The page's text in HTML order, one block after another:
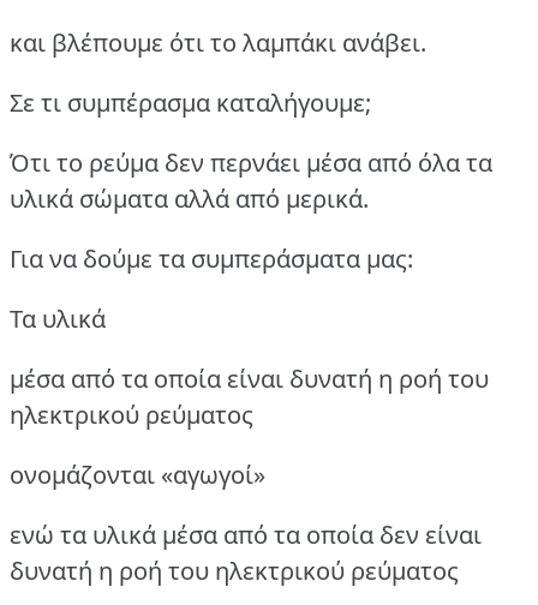
και βλέπουμε ότι το λαμπάκι ανάβει.
Σε τι συμπέρασμα καταλήγουμε;
Ότι το ρεύμα δεν περνάει μέσα από όλα τα
υλικά σώματα αλλά από μερικά.
Για να δούμε τα συμπεράσματα μας:
Τα υλικά
μέσα από τα οποία είναι δυνατή η ροή του
ηλεκτρικού ρεύματος
ονομάζονται «αγωγοί»
ενώ τα υλικά μέσα από τα οποία δεν είναι
δυνατή η ροή του ηλεκτρικού ρεύματος